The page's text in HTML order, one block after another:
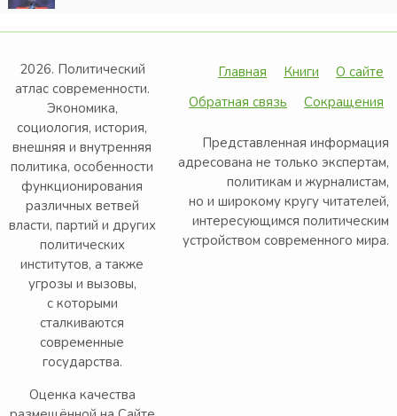
2026. Политический
атлас современности.
Экономика,
социология, история,
внешняя и внутренняя
политика, особенности
функционирования
различных ветвей
власти, партий и других
политических
институтов, а также
угрозы и вызовы,
с которыми
сталкиваются
современные
государства.
Оценка качества
Главная Книги
О сайте
Обратная связь
Сокращения
Представленная информация
адресована не только экспертам,
политикам и журналистам,
но и широкому кругу читателей,
интересующимся политическим
устройством современного мира.